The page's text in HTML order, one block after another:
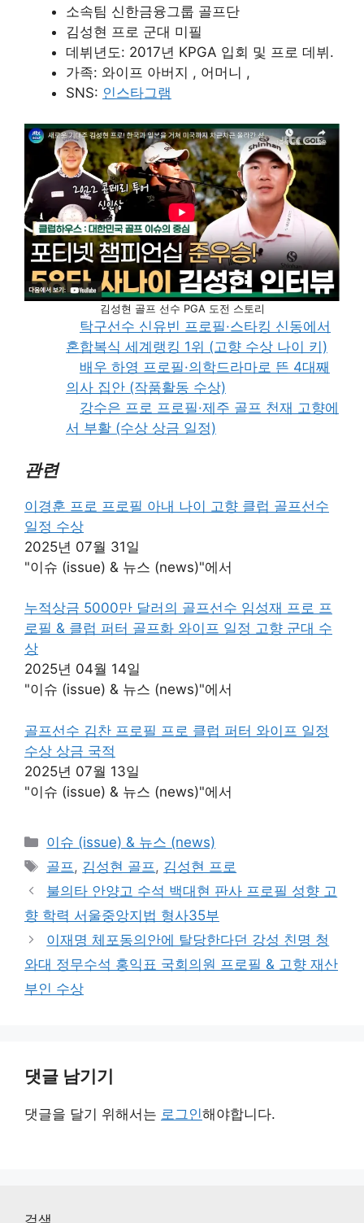
소속팀 신한금융그룹 골프단
​김성현 프로 군대 미필
데뷔년도: 2017년 KPGA 입회 및 프로 데뷔​.
가족: 와이프 아버지 , 어머니 ,​
SNS: 인스타그램
김성현 골프 선수 PGA 도전 스토리
탁구선수 신유빈 프로필·스타킹 신동에서
혼합복식 세계랭킹 1위 (고향 수상 나이 키)
배우 하영 프로필·의학드라마로 뜬 4대째
의사 집안 (작품활동 수상)
강수은 프로 프로필·제주 골프 천재 고향에
서 부활 (수상 상금 일정)
관련
이경훈 프로 프로필 아내 나이 고향 클럽 골프선수
일정 수상
2025년 07월 31일
"이슈 (issue) & 뉴스 (news)"에서
누적상금 5000만 달러의 골프선수 임성재 프로 프
로필 & 클럽 퍼터 골프화 와이프 일정 고향 군대 수
상
2025년 04월 14일
"이슈 (issue) & 뉴스 (news)"에서
골프선수 김찬 프로필 프로 클럽 퍼터 와이프 일정
수상 상금 국적
2025년 07월 13일
"이슈 (issue) & 뉴스 (news)"에서
카
테
리
이슈 (issue) & 뉴스 (news)
태
그
골프 , 김성현 골프 , 김성현 프로
불의타 안양고 수석 백대현 판사 프로필 성향 고
향 학력 서울중앙지법 형사35부
이재명 체포동의안에 탈당한다던 강성 친명 청
와대 정무수석 홍익표 국회의원 프로필 & 고향 재산
부인 수상
댓글 남기기
댓글을 달기 위해서는 로그인해야합니다.